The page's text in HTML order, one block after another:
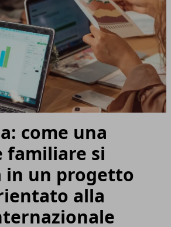
come una
familiare si
in un progetto
alla